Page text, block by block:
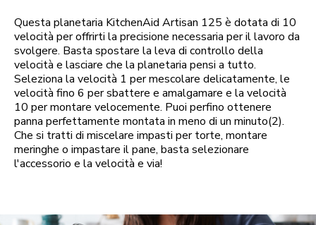
Questa planetaria KitchenAid Artisan 125 è dotata di 10
velocità per offrirti la precisione necessaria per il lavoro da
svolgere. Basta spostare la leva di controllo della
velocità e lasciare che la planetaria pensi a tutto.
Seleziona la velocità 1 per mescolare delicatamente, le
velocità fino 6 per sbattere e amalgamare e la velocità
10 per montare velocemente. Puoi perfino ottenere
panna perfettamente montata in meno di un minuto(2).
Che si tratti di miscelare impasti per torte, montare
meringhe o impastare il pane, basta selezionare
l'accessorio e la velocità e via!